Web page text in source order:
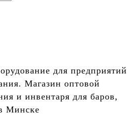
для предприятий
Магазин оптовой
и инвентаря для баров,
Минске